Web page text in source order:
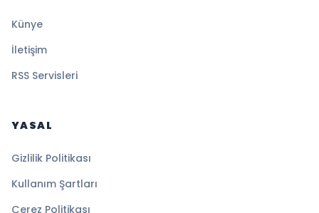
Künye
İletişim
RSS Servisleri
YASAL
Gizlilik Politikası
Kullanım Şartları
Çerez Politikası